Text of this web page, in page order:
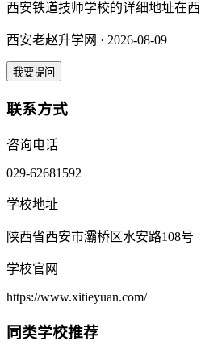
西安铁道技师学校的详细地址在
西安老赵升学网 · 2026-08-09
我要提问
联系方式
咨询电话
029-62681592
学校地址
陕西省西安市灞桥区水安路108号
学校官网
https://www.xitieyuan.com/
同类学校推荐